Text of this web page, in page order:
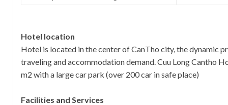
Hotel location
Hotel is located in the center of CanTho city, the dynamic
traveling and accommodation demand. Cuu Long Cantho
m2 with a large car park (over 200 car in safe place)
Facilities and Services